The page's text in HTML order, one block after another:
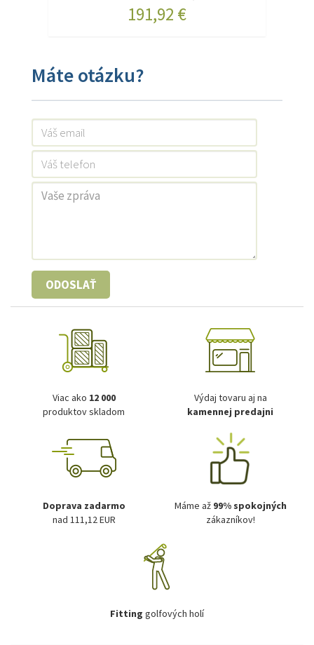
191,92 €
Máte otázku?
ODOSLAŤ
Viac ako 12 000
produktov skladom
Výdaj tovaru aj na
kamennej predajni
Doprava zadarmo
nad 111,12 EUR
Máme až 99% spokojných
zákazníkov!
Fitting golfových holí